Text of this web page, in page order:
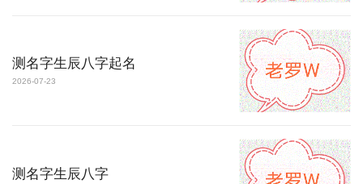
测名字生辰八字起名
2026-07-23
测名字生辰八字